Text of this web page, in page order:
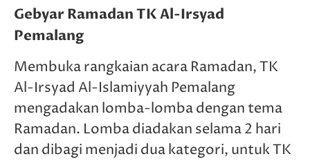
Gebyar Ramadan TK Al-Irsyad
Pemalang
Membuka rangkaian acara Ramadan, TK
Al-Irsyad Al-Islamiyyah Pemalang
mengadakan lomba-lomba dengan tema
Ramadan. Lomba diadakan selama 2 hari
dan dibagi menjadi dua kategori, untuk TK